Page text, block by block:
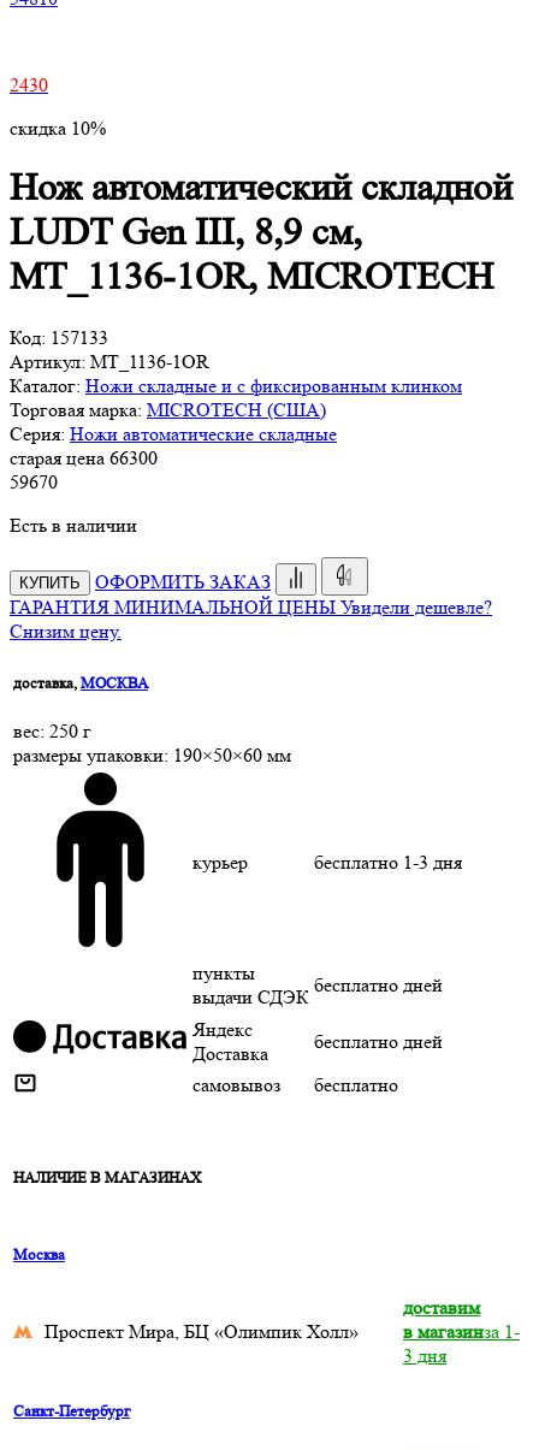
2430
скидка 10%
Нож автоматический складной
LUDT Gen III, 8,9 см,
MT_1136-1OR, MICROTECH
Код: 157133
Артикул: MT_1136-1OR
Каталог: Ножи складные и с фиксированным клинком
Торговая марка: MICROTECH (США)
Серия: Ножи автоматические складные
старая цена 66300
59670
Есть в наличии
КУПИТЬ
ОФОРМИТЬ ЗАКАЗ
ГАРАНТИЯ МИНИМАЛЬНОЙ ЦЕНЫ Увидели дешевле?
Снизим цену.
доставка, МОСКВА
веc: 250 г
размеры упаковки: 190×50×60 мм
курьер бесплатно 1-3 дня
пункты
выдачи СДЭК
бесплатно дней
Яндекс
Доставка
бесплатно дней
самовывоз
бесплатно
НАЛИЧИЕ В МАГАЗИНАХ
Москва
Проспект Мира, БЦ «Олимпик Холл»
доставим
в магазинза 1-
3 дня
Санкт-Петербург